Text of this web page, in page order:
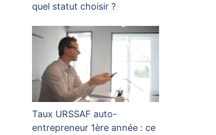
quel statut choisir ?
Taux URSSAF auto-
entrepreneur 1ère année : ce